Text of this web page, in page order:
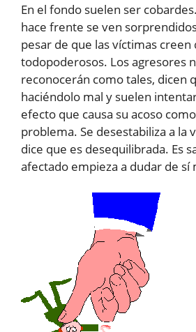
En el fondo suelen ser
hace frente se ven
pesar de que las víctimas creen
todopoderosos. Los agresores
reconocerán como tales, dicen
haciéndolo mal y suelen
efecto que causa su acoso
problema. Se desestabiliza a la
dice que es desequilibrada. Es
afectado empieza a dudar de sí